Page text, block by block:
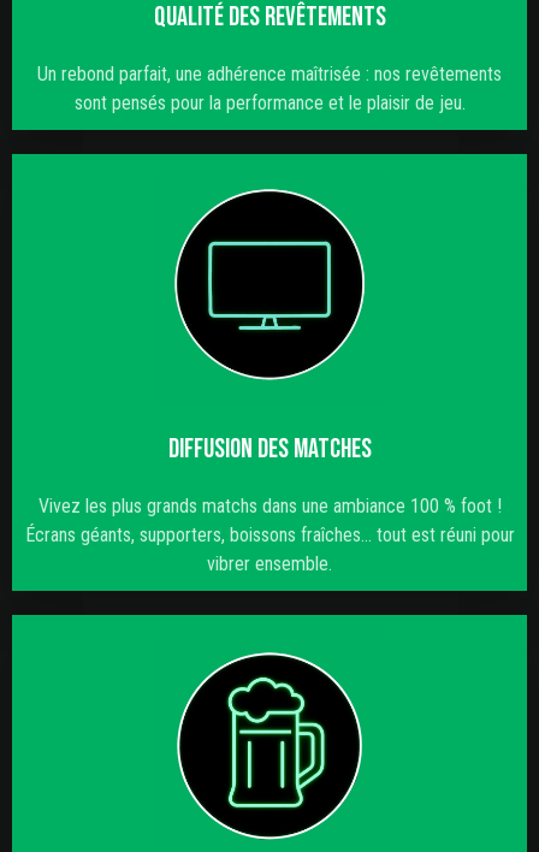
QUALITÉ DES REVÊTEMENTS
Un rebond parfait, une adhérence maîtrisée : nos revêtements
sont pensés pour la performance et le plaisir de jeu.
DIFFUSION DES MATCHES
Vivez les plus grands matchs dans une ambiance 100 % foot !
Écrans géants, supporters, boissons fraîches… tout est réuni pour
vibrer ensemble.